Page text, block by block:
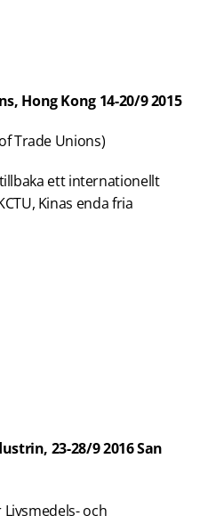
Hong Kong 14-20/9 2015
Trade Unions)
ett internationellt
Kinas enda fria
23-28/9 2016 San
och